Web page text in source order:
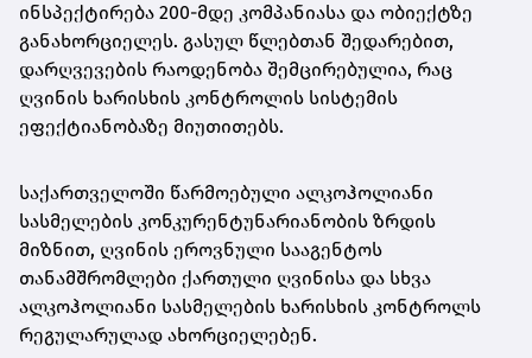
ინსპექტირება 200-მდე კომპანიასა და ობიექტზე
განახორციელეს. გასულ წლებთან შედარებით,
დარღვევების რაოდენობა შემცირებულია, რაც
ღვინის ხარისხის კონტროლის სისტემის
ეფექტიანობაზე მიუთითებს.
საქართველოში წარმოებული ალკოჰოლიანი
სასმელების კონკურენტუნარიანობის ზრდის
მიზნით, ღვინის ეროვნული სააგენტოს
თანამშრომლები ქართული ღვინისა და სხვა
ალკოჰოლიანი სასმელების ხარისხის კონტროლს
რეგულარულად ახორციელებენ.